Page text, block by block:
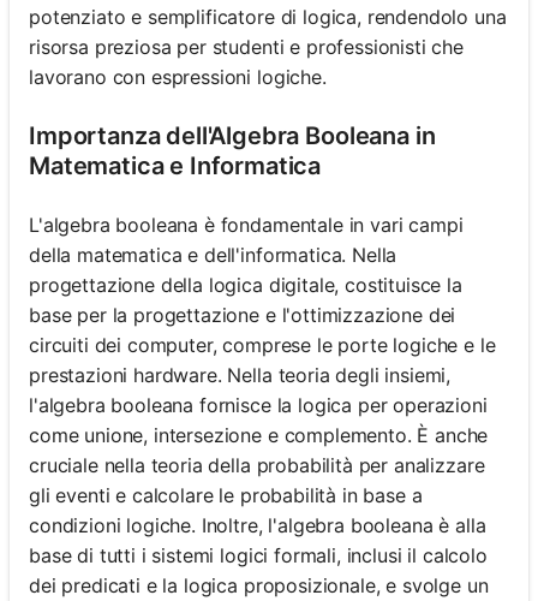
potenziato e semplificatore di logica, rendendolo una
risorsa preziosa per studenti e professionisti che
lavorano con espressioni logiche.
Importanza dell'Algebra Booleana in
Matematica e Informatica
L'algebra booleana è fondamentale in vari campi
della matematica e dell'informatica. Nella
progettazione della logica digitale, costituisce la
base per la progettazione e l'ottimizzazione dei
circuiti dei computer, comprese le porte logiche e le
prestazioni hardware. Nella teoria degli insiemi,
l'algebra booleana fornisce la logica per operazioni
come unione, intersezione e complemento. È anche
cruciale nella teoria della probabilità per analizzare
gli eventi e calcolare le probabilità in base a
condizioni logiche. Inoltre, l'algebra booleana è alla
base di tutti i sistemi logici formali, inclusi il calcolo
dei predicati e la logica proposizionale, e svolge un